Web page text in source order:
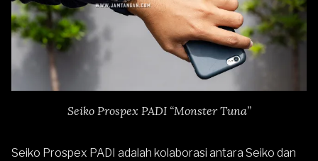
Seiko Prospex PADI “Monster Tuna”
Seiko Prospex PADI adalah kolaborasi antara Seiko dan